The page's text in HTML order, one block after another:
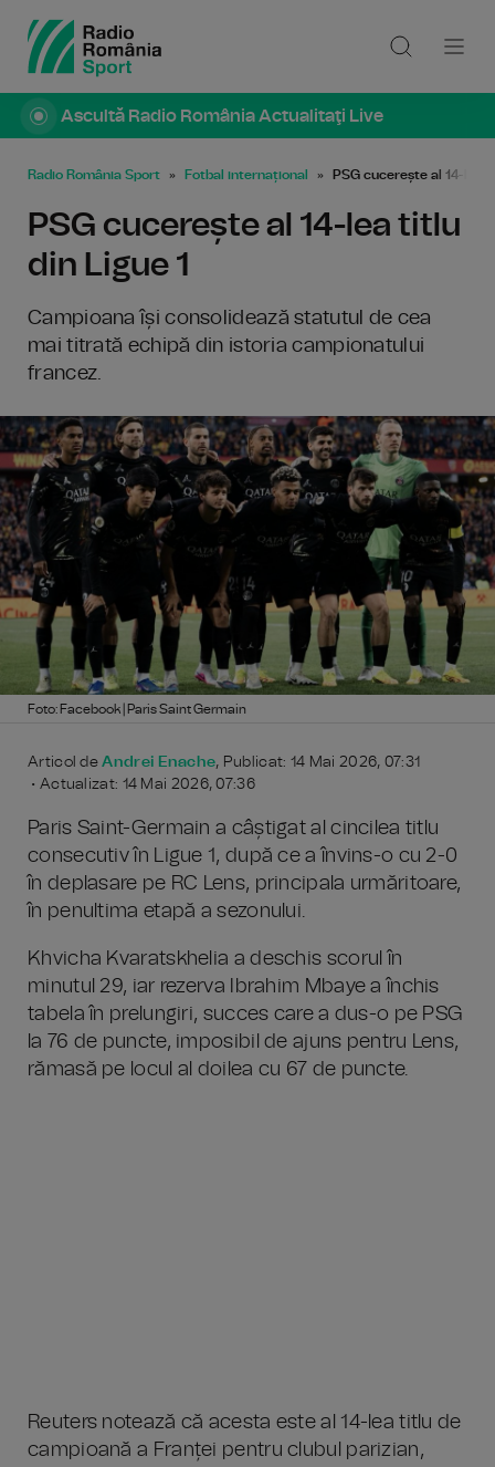
Ascultă Radio România Actualitaţi Live
Radio România Sport Fotbal internațional PSG cucerește al 14-lea
PSG cucerește al 14-lea titlu
din Ligue 1
Campioana își consolidează statutul de cea
mai titrată echipă din istoria campionatului
francez.
Foto: Facebook | Paris Saint Germain
Articol deAndrei Enache, Publicat: 14 Mai 2026, 07:31
• Actualizat: 14 Mai 2026, 07:36
Paris Saint-Germain a câștigat al cincilea titlu
consecutiv în Ligue 1, după ce a învins-o cu 2-0
în deplasare pe RC Lens, principala urmăritoare,
în penultima etapă a sezonului.
Khvicha Kvaratskhelia a deschis scorul în
minutul 29, iar rezerva Ibrahim Mbaye a închis
tabela în prelungiri, succes care a dus-o pe PSG
la 76 de puncte, imposibil de ajuns pentru Lens,
rămasă pe locul al doilea cu 67 de puncte.
Reuters notează că acesta este al 14-lea titlu de
campioană a Franței pentru clubul parizian,